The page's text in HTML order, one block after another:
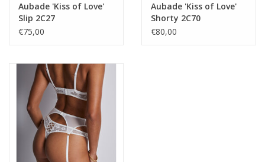
Aubade 'Kiss of Love'
Slip 2C27
€75,00
Aubade 'Kiss of Love'
Shorty 2C70
€80,00